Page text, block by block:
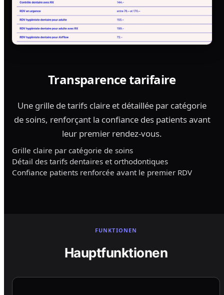
Transparence tarifaire
Une grille de tarifs claire et détaillée par catégorie
de soins, renforçant la confiance des patients avant
leur premier rendez-vous.
Grille claire par catégorie de soins
Détail des tarifs dentaires et orthodontiques
Confiance patients renforcée avant le premier RDV
FUNKTIONEN
Hauptfunktionen